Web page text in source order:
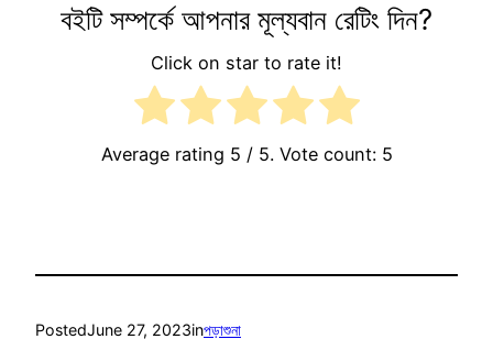
বইটি সম্পর্কে আপনার মূল্যবান রেটিং দিন?
Click on star to rate it!
Average rating 5 / 5. Vote count: 5
PostedJune 27, 2023inপড়াশুনা